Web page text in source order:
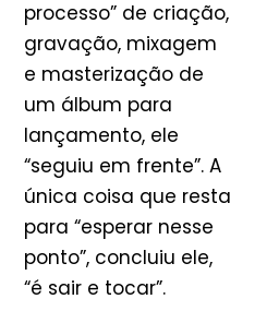
processo” de criação,
gravação, mixagem
e masterização de
um álbum para
lançamento, ele
“seguiu em frente”. A
única coisa que resta
para “esperar nesse
ponto”, concluiu ele,
“é sair e tocar”.